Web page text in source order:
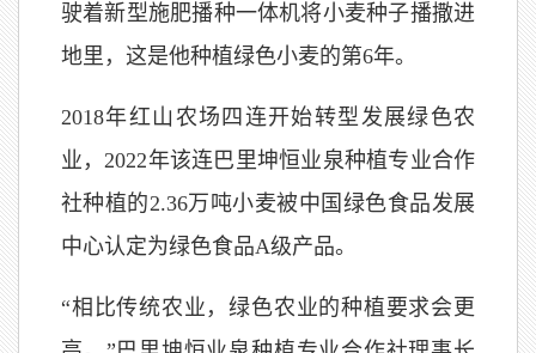
驶着新型施肥播种一体机将小麦种子播撒进
地里，这是他种植绿色小麦的第6年。
2018年红山农场四连开始转型发展绿色农
业，2022年该连巴里坤恒业泉种植专业合作
社种植的2.36万吨小麦被中国绿色食品发展
中心认定为绿色食品A级产品。
“相比传统农业，绿色农业的种植要求会更